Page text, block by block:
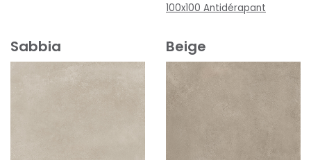
100x100 Antidérapant
Sabbia Beige